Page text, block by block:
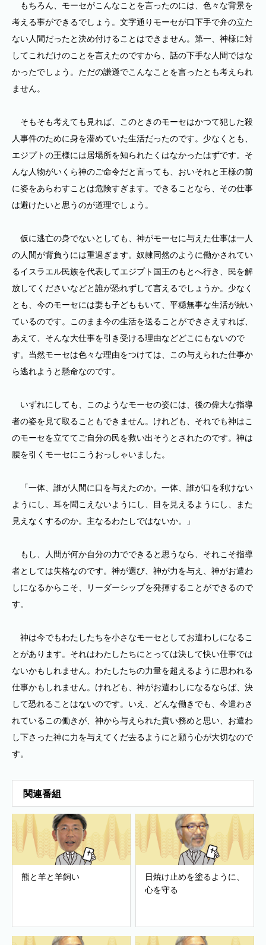
もちろん、モーセがこんなことを言ったのには、色々な背景を
考える事ができるでしょう。文字通りモーセが口下手で弁の立た
ない人間だったと決め付けることはできません。第一、神様に対
してこれだけのことを言えたのですから、話の下手な人間ではな
かったでしょう。ただの謙遜でこんなことを言ったとも考えられ
ません。
そもそも考えても見れば、このときのモーセはかつて犯した殺
人事件のために身を潜めていた生活だったのです。少なくとも、
エジプトの王様には居場所を知られたくはなかったはずです。そ
んな人物がいくら神のご命令だと言っても、おいそれと王様の前
に姿をあらわすことは危険すぎます。できることなら、その仕事
は避けたいと思うのが道理でしょう。
仮に逃亡の身でないとしても、神がモーセに与えた仕事は一人
の人間が背負うには重過ぎます。奴隷同然のように働かされてい
るイスラエル民族を代表してエジプト国王のもとへ行き、民を解
放してくださいなどと誰が恐れずして言えるでしょうか。少なく
とも、今のモーセには妻も子どももいて、平穏無事な生活が続い
ているのです。このまま今の生活を送ることができさえすれば、
あえて、そんな大仕事を引き受ける理由などどこにもないので
す。当然モーセは色々な理由をつけては、この与えられた仕事か
ら逃れようと懸命なのです。
いずれにしても、このようなモーセの姿には、後の偉大な指導
者の姿を見て取ることもできません。けれども、それでも神はこ
のモーセを立ててご自分の民を救い出そうとされたのです。神は
腰を引くモーセにこうおっしゃいました。
「一体、誰が人間に口を与えたのか。一体、誰が口を利けない
ようにし、耳を聞こえないようにし、目を見えるようにし、また
見えなくするのか。主なるわたしではないか。」
もし、人間が何か自分の力でできると思うなら、それこそ指導
者としては失格なのです。神が選び、神が力を与え、神がお遣わ
しになるからこそ、リーダーシップを発揮することができるので
す。
神は今でもわたしたちを小さなモーセとしてお遣わしになるこ
とがあります。それはわたしたちにとっては決して快い仕事では
ないかもしれません。わたしたちの力量を超えるように思われる
仕事かもしれません。けれども、神がお遣わしになるならば、決
して恐れることはないのです。いえ、どんな働きでも、今遣わさ
れているこの働きが、神から与えられた貴い務めと思い、お遣わ
し下さった神に力を与えてくだ去るようにと願う心が大切なので
す。
関連番組
熊と羊と羊飼い
日焼け止めを塗るように、
心を守る